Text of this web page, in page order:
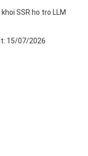
SSR ho tro LLM
15/07/2026